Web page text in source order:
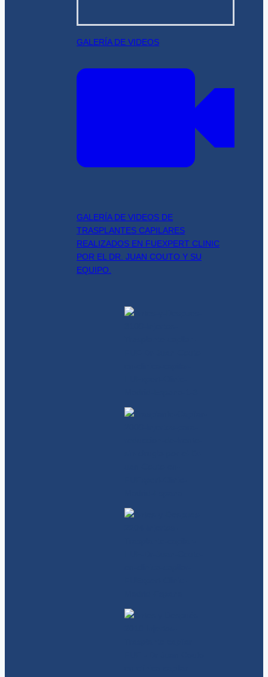
GALERÍA DE VIDEOS
GALERÍA DE VIDEOS DE
TRASPLANTES CAPILARES
REALIZADOS EN FUEXPERT CLINIC
POR EL DR. JUAN COUTO Y SU
EQUIPO.